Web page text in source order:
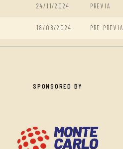
24/11/2024 PREVIA
18/08/2024 PRE PREVIA
SPONSORED BY